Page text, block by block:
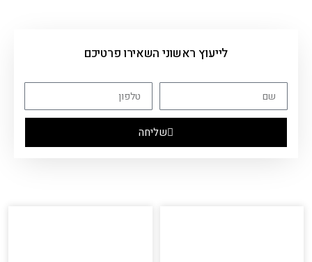
לייעוץ ראשוני השאירו פרטיכם
שליחה